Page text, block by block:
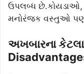
ઉપલબ્ધ છે.કોયડાઓ,
મનોરંજક વસ્તુઓ
અખબારના